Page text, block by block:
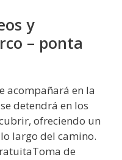
y
– ponta
acompañará en la
detendrá en los
ofreciendo un
largo del camino.
de